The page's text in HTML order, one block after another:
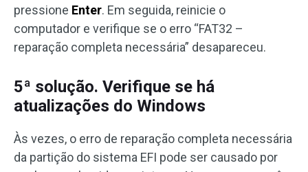
pressione Enter. Em seguida, reinicie o
computador e verifique se o erro “FAT32 –
reparação completa necessária” desapareceu.
5ª solução. Verifique se há
atualizações do Windows
Às vezes, o erro de reparação completa necessária
da partição do sistema EFI pode ser causado por